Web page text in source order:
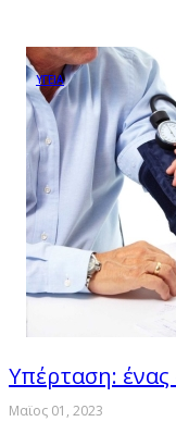
ΥΓΕΙΑ
Υπέρταση:
Μαϊος 01, 2023